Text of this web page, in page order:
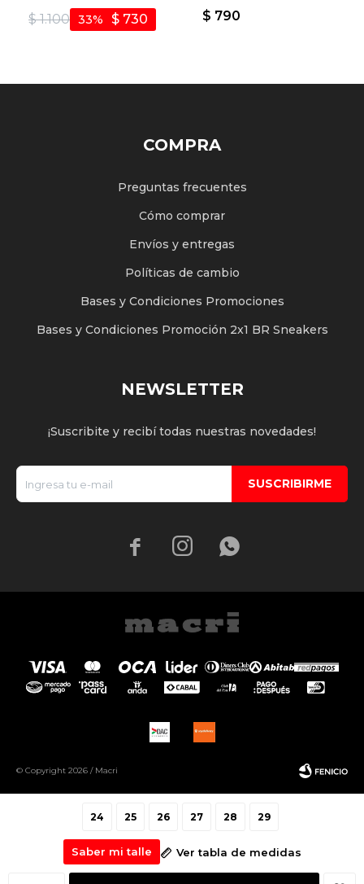
24 25 26 27 28 29
Saber mi talle Ver tabla de medidas
Combinado - Negro-
blanco
$ 1.100 $ 730
33
Blanco
$ 790
COMPRA
Preguntas frecuentes
Cómo comprar
Envíos y entregas
Políticas de cambio
Bases y Condiciones Promociones
Bases y Condiciones Promoción 2x1 BR Sneakers
NEWSLETTER
¡Suscribite y recibí todas nuestras novedades!
SUSCRIBIRME
  
© Copyright 2026 / Macri